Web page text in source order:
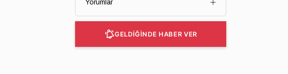
Yorumlar
GELDİĞİNDE HABER VER